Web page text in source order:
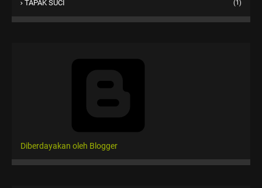
TAPAK SUCI (1)
Diberdayakan oleh Blogger